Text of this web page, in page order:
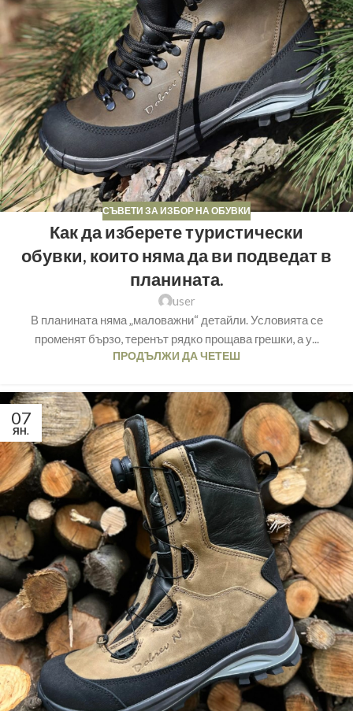
СЪВЕТИ ЗА ИЗБОР НА ОБУВКИ
Как да изберете туристически
обувки, които няма да ви подведат в
планината.
user
В планината няма „маловажни“ детайли. Условията се
променят бързо, теренът рядко прощава грешки, а у...
ПРОДЪЛЖИ ДА ЧЕТЕШ
07
ЯН.